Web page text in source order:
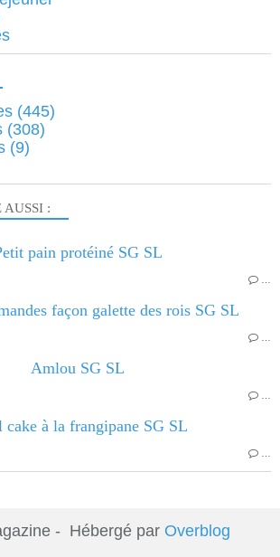
AUSSI :
pain protéiné SG SL
façon galette des rois SG SL
Amlou SG SL
cake à la frangipane SG SL
(445)
(308)
(9)
- Hébergé par Overblog